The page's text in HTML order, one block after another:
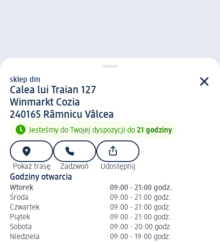
sklep d m
sklep dm
Calea lui Traian 127
Winmarkt Cozia
2 4 0 1 6 5
240165 Râmnicu Vâlcea
Jesteśmy do Twojej dyspozycji do 21 godziny
Pokaż trasę Zadzwoń Udostępnij
Godziny otwarcia
Wtorek
09:00 - 21:00 godz.
Środa
09:00 - 21:00 godz.
Czwartek
09:00 - 21:00 godz.
Piątek
09:00 - 21:00 godz.
Sobota
09:00 - 20:00 godz.
Niedziela
09:00 - 19:00 godz.